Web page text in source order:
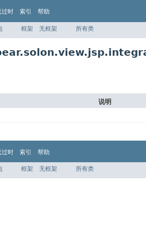
过时 索引 帮助
框架 无框架 所有类
说明
过时 索引 帮助
框架 无框架 所有类